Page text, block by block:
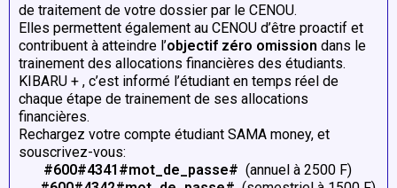
de traitement de votre dossier par le CENOU.
Elles permettent également au CENOU d’être proactif et
contribuent à atteindre l’objectif zéro omission dans le
trainement des allocations financières des étudiants.
KIBARU + , c’est informé l’étudiant en temps réel de
chaque étape de trainement de ses allocations
financières.
Rechargez votre compte étudiant SAMA money, et
souscrivez-vous:
#600#4341#mot_de_passe# (annuel à 2500 F)